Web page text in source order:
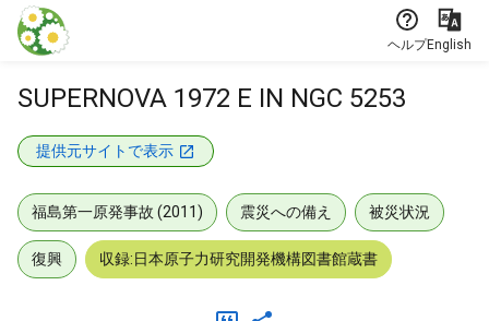
本文に飛ぶ
ヘルプEnglish
SUPERNOVA 1972 E IN NGC 5253
提供元サイトで表示
福島第一原発事故 (2011) 震災への備え 被災状況
復興 収録:日本原子力研究開発機構図書館蔵書